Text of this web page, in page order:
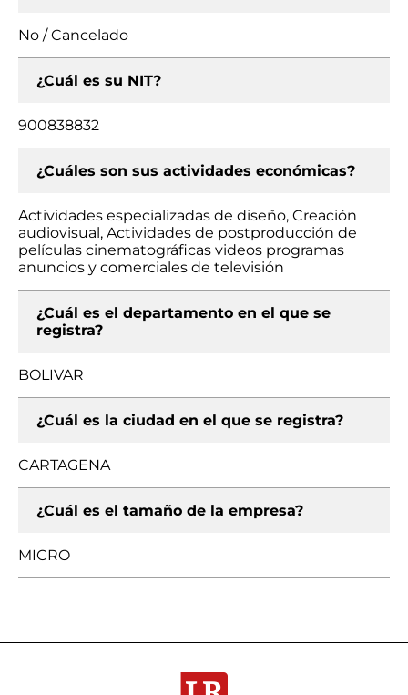
No / Cancelado
¿Cuál es su NIT?
900838832
¿Cuáles son sus actividades económicas?
Actividades especializadas de diseño, Creación
audiovisual, Actividades de postproducción de
películas cinematográficas videos programas
anuncios y comerciales de televisión
¿Cuál es el departamento en el que se
registra?
BOLIVAR
¿Cuál es la ciudad en el que se registra?
CARTAGENA
¿Cuál es el tamaño de la empresa?
MICRO